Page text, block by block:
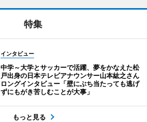
特集
インタビュー
中学～大学とサッカーで活躍、夢をかなえた松
戸出身の日本テレビアナウンサー山本紘之さん
ロングインタビュー「壁にぶち当たっても逃げ
ずにもがき苦しむことが大事」
もっと見る